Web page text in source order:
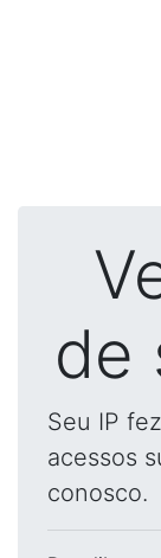
de
Seu IP
acessos
conosco.